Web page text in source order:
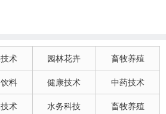
术 园林花卉 畜牧养殖
料 健康技术 中药技术
术 水务科技 畜牧养殖